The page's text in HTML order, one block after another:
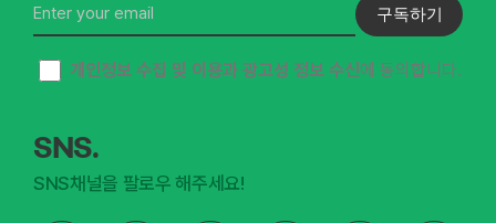
구독하기
개인정보 수집 및 이용과 광고성 정보 수신에 동의합니다.
SNS.
SNS채널을 팔로우 해주세요!